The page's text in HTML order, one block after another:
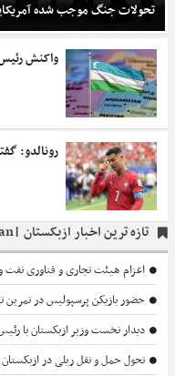
تحولات جنگ موجب شده
واکنش
رونالدو:
تازه ترین اخبارازبکستان |Uzbekistan
اعزام هیئت تجاری و فناوری نفت و
حضور بازیکن پرسپولیس در تمرین
دیدار نخست وزیر ازبکستان با
تحول حمل و نقل ریلی در ازبکستان